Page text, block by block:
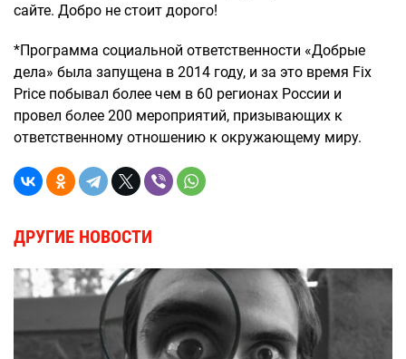
сайте. Добро не стоит дорого!
*Программа социальной ответственности «Добрые
дела» была запущена в 2014 году, и за это время Fix
Price побывал более чем в 60 регионах России и
провел более 200 мероприятий, призывающих к
ответственному отношению к окружающему миру.
ДРУГИЕ НОВОСТИ